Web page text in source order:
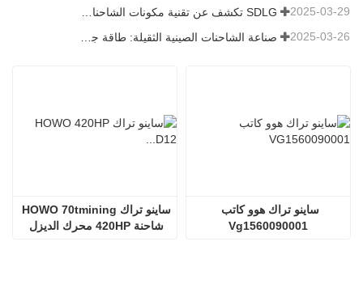
2025-03-29
صناعة الشاحنات الصينية الثقيلة: طاقة جديدة وصادرات كمحركات توأم ، مع قيام الشركات المحلية بتسريع ارتفاعها 2025-03-26
Vg1560090001